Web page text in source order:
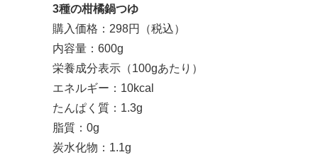
3種の柑橘鍋つゆ
購入価格：298円（税込）
内容量：600g
栄養成分表示（100gあたり）
エネルギー：10kcal
たんぱく質：1.3g
脂質：0g
炭水化物：1.1g